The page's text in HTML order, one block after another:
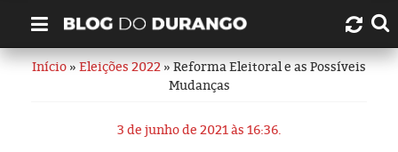
Quem é Durango Duarte?
Links úteis
Início»Eleições 2022» Reforma Eleitoral e as Possíveis
Mudanças
3 de junho de 2021 às 16:36.